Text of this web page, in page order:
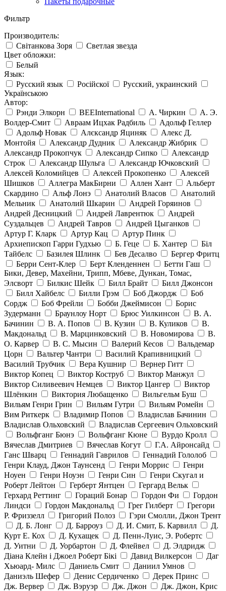
Фильтр
Производитель:
Світанкова Зоря
Светлая звезда
Цвет обложки:
Белый
Язык:
Русский язык
Російскої
Русский, украинский
Українською
Автор:
Рэнди Элкорн
BEEInternational А. Чиркин
А. Э.
Волдер-Смит
Авраам Ицхак Радбиль
Адольф Геллер
Адольф Новак
Алєксандр Яциняк
Алекс Д.
Монтойя
Александр Дудник
Александр Жибрик
Александр Прокопчук
Александр Сипко
Александр
Строк
Александр Шульга
Александр Ючковский
Алексей Коломийцев
Алексей Прокопенко
Алексей
Шишков
Аллегра МакБирни Аллен Хант
Альберт
Скардино
Альф Лонэ Анатолий Власов
Анатолий
Мельник
Анатолий Шкарин
Андрей Горяинов
Андрей Десницкий
Андрей Лаврентюк
Андрей
Суздальцев
Андрей Тавров
Андрей Цыганков
Артур Г. Кларк
Артур Кац
Артур Пинк
Архиепископ Гарри Гудхью
Б. Геце Б. Хантер
Біл
Тайбелс
Базилея Шлинк Бев Десалво
Бергер Фритц
Берри Сент-Клер
Берт Кленденнен
Бетти Гаш
Бики, Девер, Махейни, Трипп, Мбеве, Дункан, Томас,
Элсворт
Билкис Шейк Билл Брайт
Билл Джонсон
Билл Хайбелс
Билли Грэм Боб Джордж
Боб
Сордж
Боб Фрейли Бобби Джеймисон
Борис
Зудерманн
Браунлоу Норт Брюс Уилкинсон
В. А.
Бачинин
В. А. Попов В. Кузин В. Куликов
В.
Макдональд
В. Марцинковский В. Новомирова
В.
О. Карвер
В. С. Мысин Валерий Кесов
Вальдемар
Цорн
Вальтер Чантри
Василий Крапивницкий
Василий Трубчик
Вера Кушнир
Вернер Гитт
Виктор Копец
Виктор Коструб
Виктор Манжул
Виктор Силивеевич Немцев
Виктор Цангер
Виктор
Шлёнкин
Виктория Любащенко
Вильгельм Буш
Вильям Генри Грин
Вильям Гутри
Вильям Ромейн
Вим Риткерк
Владимир Попов
Владислав Бачинин
Владислав Ольховский
Владислав Сергеевич Ольховский
Вольфганг Бюнэ
Вольфганг Кюне
Вурдо Кролл
Вячеслав Дмитриев
Вячеслав Когут
Г.А. Айронсайд
Ганс Шварц
Геннадий Гаврилов
Геннадий Гололоб
Генри Клауд, Джон Таунсенд
Генри Моррис
Генри
Ноуен
Генри Ноуэн Генри Син
Генри Скугал и
Роберт Лейтон
Герберт Янтцен
Гергард Вельк
Герхард Реттинг
Гораций Бонар Гордон Фи
Гордон
Линдси
Гордон Макдональд Грег Гилберт
Грегори
Р. Фриззелл
Григорий Полоз
Гэри Смолли, Джон Трент
Д. Б. Лонг
Д. Барроуз Д. И. Смит, Б. Карвилл
Д.
Курт Е. Кох
Д. Кухащек
Д. Пенн-Луис, Э. Робертс
Д. Уитни
Д. Уорбартон Д. Флейвел
Д. Элдридж
Діана Клейн і Джоел Роберт Бікі
Давид Вилкерсон
Даг
Хьюард- Милс
Даниель Смит
Даниил Умнов
Даниэль Шефер
Денис Сердиченко
Дерек Принс
Дж. Вервер
Дж. Вэруэр Дж. Джон
Дж. Джон, Крис